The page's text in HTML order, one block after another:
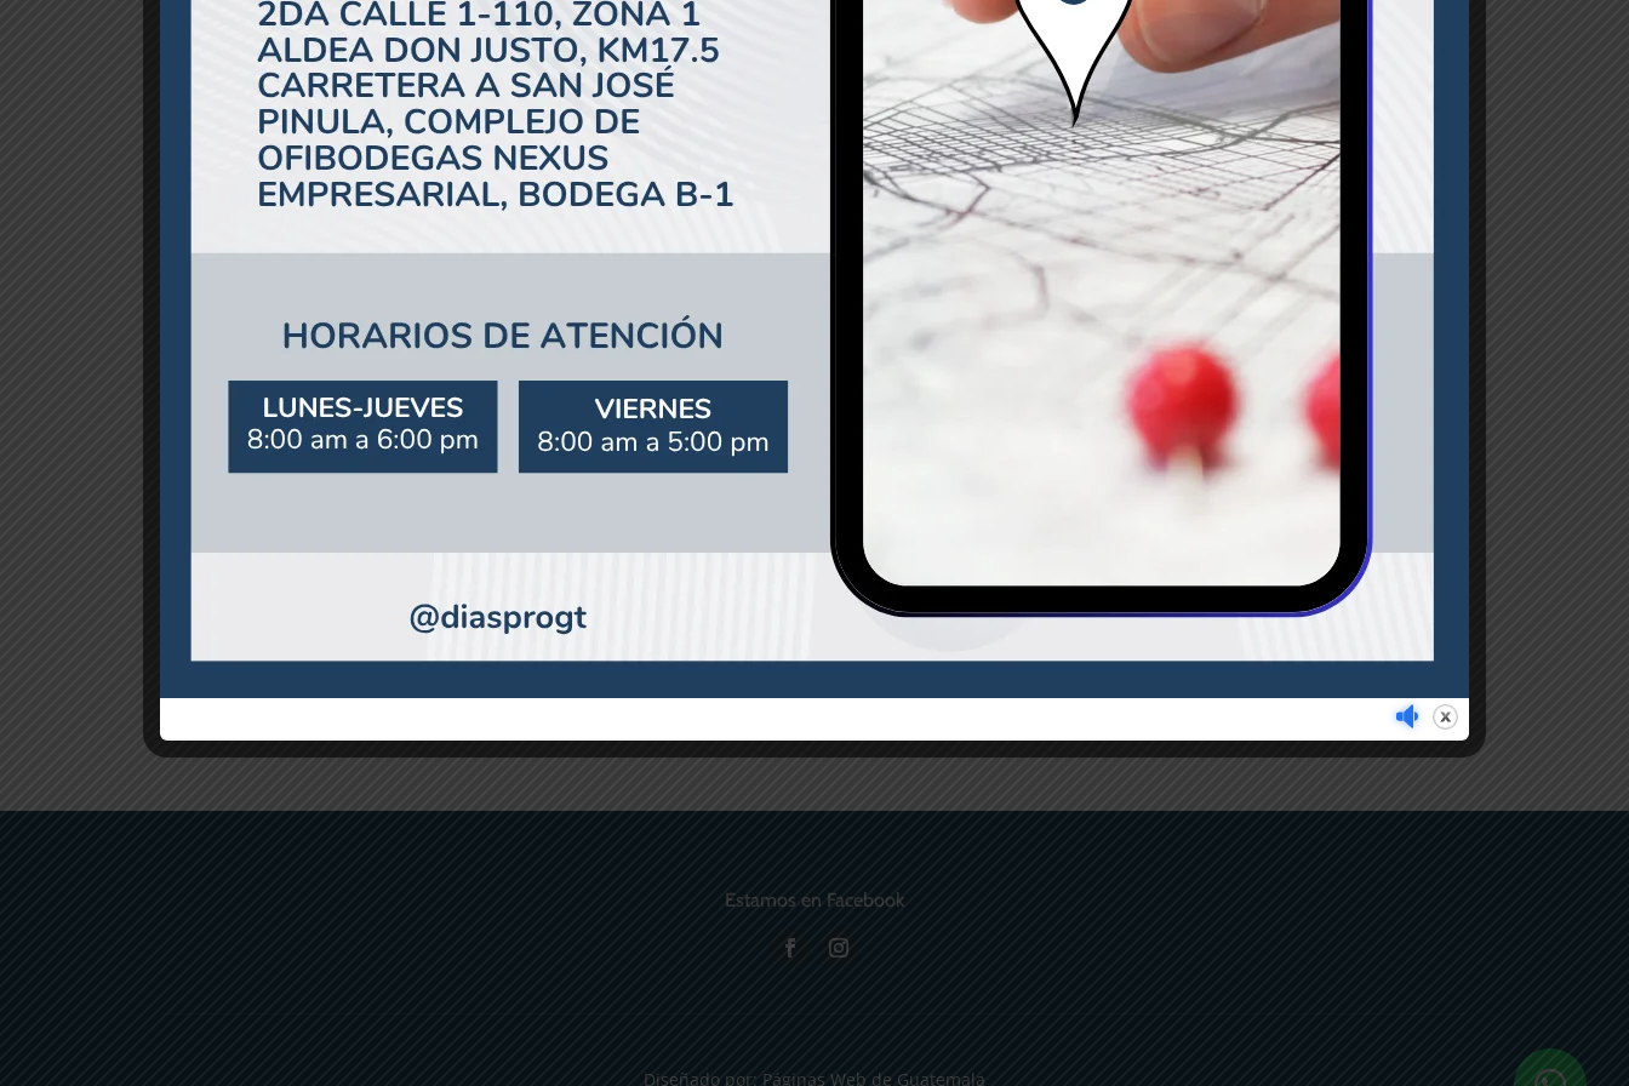
Productos relacionados
Extractor de polea de 2
quijadas
Q62.25
Extensión para ratchet 3/8” x
3”
Q14.20
segueta 12″ / 24tpi
Estamos en Facebook
Diseñado por: Páginas Web de Guatemala